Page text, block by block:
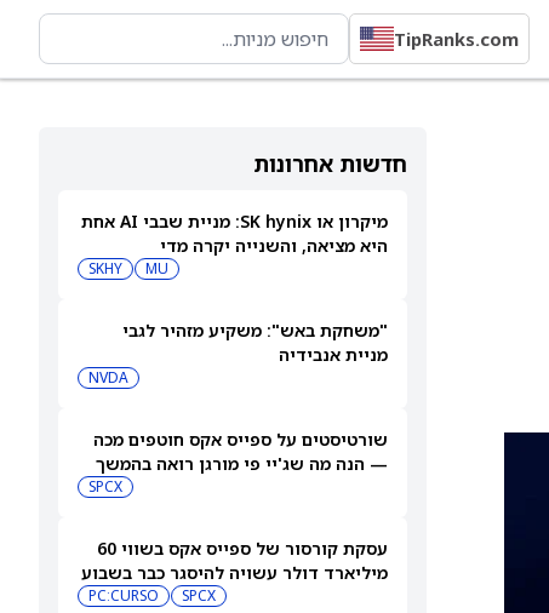
TipRanks.com
חדשות אחרונות
מיקרון או SK hynix: מניית שבבי AI אחת
היא מציאה, והשנייה יקרה מדי
MU
SKHY
"משחקת באש": משקיע מזהיר לגבי
מניית אנבידיה
NVDA
שורטיסטים על ספייס אקס חוטפים מכה
— הנה מה שג'יי פי מורגן רואה בהמשך
SPCX
עסקת קורסור של ספייס אקס בשווי 60
מיליארד דולר עשויה להיסגר כבר בשבוע
SPCX
PC:CURSO